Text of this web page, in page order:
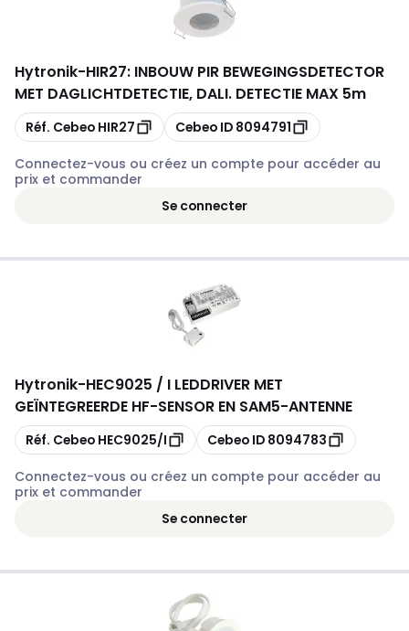
Hytronik-HIR27: INBOUW PIR BEWEGINGSDETECTOR
MET DAGLICHTDETECTIE, DALI. DETECTIE MAX 5m
Copier
Réf. Cebeo HIR27 Copier
Cebeo ID 8094791
Connectez-vous ou créez un compte pour accéder au
prix et commander
Se connecter
Hytronik-HEC9025 / I LEDDRIVER MET
GEÏNTEGREERDE HF-SENSOR EN SAM5-ANTENNE
Copier
Réf. Cebeo HEC9025/I Copier
Cebeo ID 8094783
Connectez-vous ou créez un compte pour accéder au
prix et commander
Se connecter